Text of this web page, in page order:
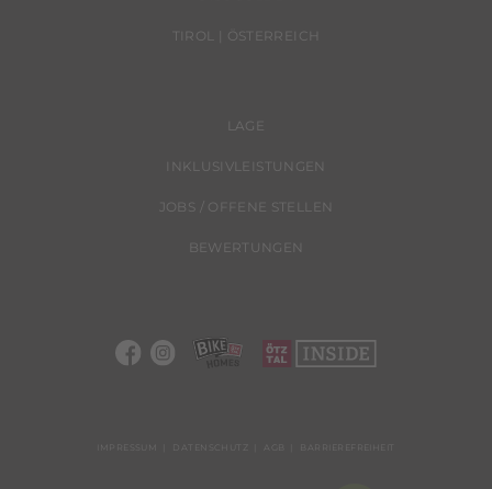
TIROL | ÖSTERREICH
LAGE
INKLUSIVLEISTUNGEN
JOBS / OFFENE STELLEN
BEWERTUNGEN
IMPRESSUM DATENSCHUTZ AGB BARRIEREFREIHEIT